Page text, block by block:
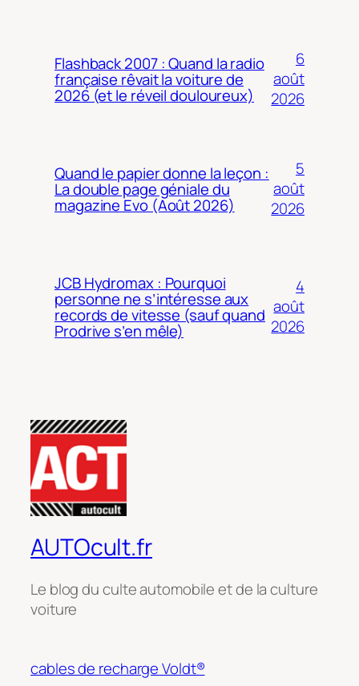
Flashback 2007 : Quand la radio
française rêvait la voiture de
2026 (et le réveil douloureux)
6
août
2026
Quand le papier donne la leçon :
La double page géniale du
magazine Evo (Août 2026)
5
août
2026
JCB Hydromax : Pourquoi
personne ne s’intéresse aux
records de vitesse (sauf quand
Prodrive s’en mêle)
4
août
2026
AUTOcult.fr
Le blog du culte automobile et de la culture
voiture
cables de recharge Voldt®